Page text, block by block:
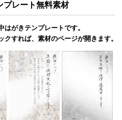
プレート無料素材
はがきテンプレートです。
すれば、素材のページが開きます。